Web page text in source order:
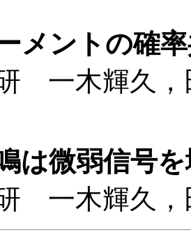
メントの確
一木輝久，
は微弱信号
一木輝久，